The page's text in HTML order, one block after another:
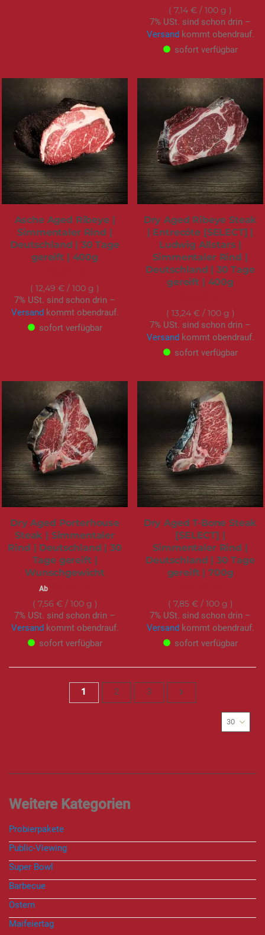
7,14 € / 100 g
7% USt. sind schon drin –
Versandkommt obendrauf.
sofort verfügbar
Asche Aged Ribeye |
Simmentaler Rind |
Deutschland | 30 Tage
gereift | 400g
12,49 € / 100 g
7% USt. sind schon drin –
Versandkommt obendrauf.
sofort verfügbar
Dry Aged Ribeye Steak
| Entrecôte [SELECT] |
Ludwig Allstars |
Simmentaler Rind |
Deutschland | 30 Tage
gereift | 400g
13,24 €/ 100 g
7% USt. sind schon drin –
Versandkommt obendrauf.
sofort verfügbar
Dry Aged Porterhouse
Steak | Simmentaler
Rind | Deutschland | 30
Tage gereift |
Wunschgewicht
Ab
7,56 €/ 100 g
7% USt. sind schon drin –
Versandkommt obendrauf.
sofort verfügbar
Dry Aged T-Bone Steak
[SELECT] |
Simmentaler Rind |
Deutschland | 30 Tage
gereift | 700g
7,85 €/ 100 g
7% USt. sind schon drin –
Versandkommt obendrauf.
sofort verfügbar
SeiteSie lesen gerade Seite
1 Seite
2 Seite
3 Seite
Weiter
Probierpakete
Public-Viewing
Super Bowl
Barbecue
Ostern
Maifeiertag